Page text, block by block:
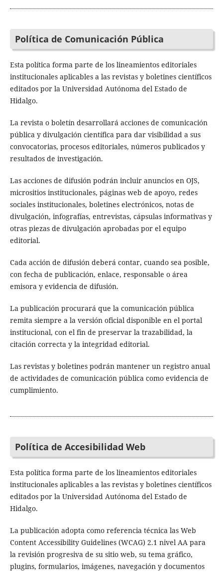
Política de Comunicación Pública
Esta política forma parte de los lineamientos editoriales
institucionales aplicables a las revistas y boletines científicos
editados por la Universidad Autónoma del Estado de
Hidalgo.
La revista o boletín desarrollará acciones de comunicación
pública y divulgación científica para dar visibilidad a sus
convocatorias, procesos editoriales, números publicados y
resultados de investigación.
Las acciones de difusión podrán incluir anuncios en OJS,
micrositios institucionales, páginas web de apoyo, redes
sociales institucionales, boletines electrónicos, notas de
divulgación, infografías, entrevistas, cápsulas informativas y
otras piezas de divulgación aprobadas por el equipo
editorial.
Cada acción de difusión deberá contar, cuando sea posible,
con fecha de publicación, enlace, responsable o área
emisora y evidencia de difusión.
La publicación procurará que la comunicación pública
remita siempre a la versión oficial disponible en el portal
institucional, con el fin de preservar la trazabilidad, la
citación correcta y la integridad editorial.
Las revistas y boletines podrán mantener un registro anual
de actividades de comunicación pública como evidencia de
cumplimiento.
Política de Accesibilidad Web
Esta política forma parte de los lineamientos editoriales
institucionales aplicables a las revistas y boletines científicos
editados por la Universidad Autónoma del Estado de
Hidalgo.
La publicación adopta como referencia técnica las Web
Content Accessibility Guidelines (WCAG) 2.1 nivel AA para
la revisión progresiva de su sitio web, su tema gráfico,
plugins, formularios, imágenes, navegación y documentos